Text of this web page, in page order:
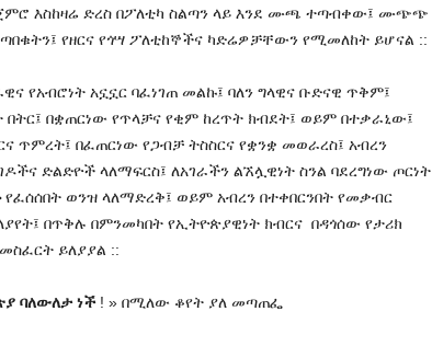
እስከዛሬ ድረስ በፖለቲካ ስልጣን ላይ እንደ ሙጫ ተጣብቀው፤ ሙጭጭ
የዘርና የጎሣ ፖለቲከኞችና ካድሬዎቻቸውን የሚመለከት ይሆናል ::
የአብሮነት አኗኗር ባፈነገጠ መልኩ፤ ባለን ግላዊና ቡድናዊ ጥቅም፤
በትር፤ በቋጠርነው የጥላቻና የቂም ከረጥት ክብደት፤ ወይም በተቃራኒው፤
ጥምረት፤ በፈጠርነው የጋብቻ ትስስርና የቋንቋ መወራረስ፤ አብረን
ድልድዮች ላለማፍርስ፤ ለአገራችን ልኧሏዊነት ስንል ባደረግነው ጦርነት
ወንዝ ላለማድረቅ፤ ወይም አብረን በተቀበርንበት የመቃብር
በጥቅሉ በምንመካበት የኢትዮጵያዊነት ክብርና በዳጎሰው የታሪክ
ይለያያል ::
ባለውለታ ነች! » በሚለው ቆየት ያለ መጣጠፌ